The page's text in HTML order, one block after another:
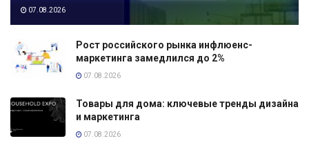
07.08.2026
Рост российского рынка инфлюенс-
маркетинга замедлился до 2%
07.08.2026
Товары для дома: ключевые тренды дизайна
и маркетинга
07.08.2026